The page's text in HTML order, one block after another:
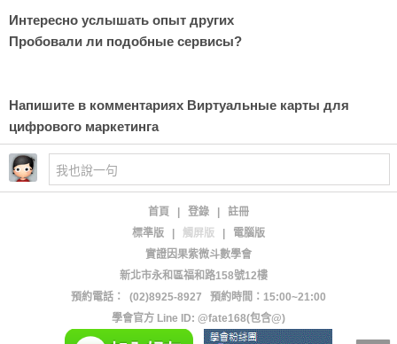
Интересно услышать опыт других
Пробовали ли подобные сервисы?
Напишите в комментариях Виртуальные карты для
цифрового маркетинга
首頁 登錄
註冊
標準版
觸屏版
電腦版
實證因果紫微斗數學會
新北市永和區福和路158號12樓
預約電話：
(02)8925-8927
預約時間：15:00~21:00
學會官方 Line ID: @fate168(包含@)